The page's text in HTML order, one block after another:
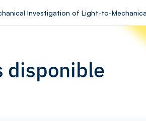
Investigation of Light-to-
disponible